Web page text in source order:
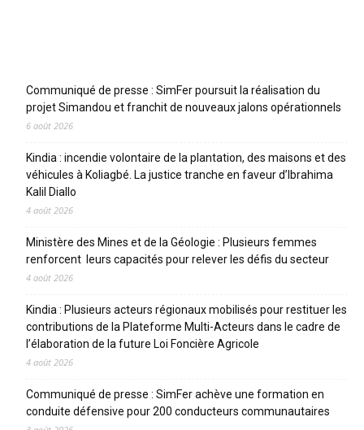
Communiqué de presse : SimFer poursuit la réalisation du
projet Simandou et franchit de nouveaux jalons opérationnels
6 août 2026
Kindia : incendie volontaire de la plantation, des maisons et des
véhicules à Koliagbé. La justice tranche en faveur d’Ibrahima
Kalil Diallo
4 août 2026
Ministère des Mines et de la Géologie : Plusieurs femmes
renforcent leurs capacités pour relever les défis du secteur
4 août 2026
Kindia : Plusieurs acteurs régionaux mobilisés pour restituer les
contributions de la Plateforme Multi-Acteurs dans le cadre de
l’élaboration de la future Loi Foncière Agricole
4 août 2026
Communiqué de presse : SimFer achève une formation en
conduite défensive pour 200 conducteurs communautaires